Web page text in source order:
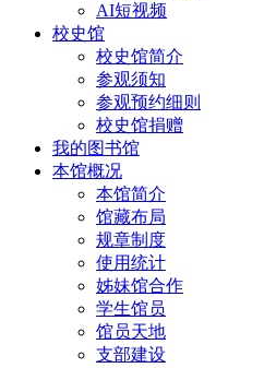
AI短视频
校史馆
校史馆简介
参观须知
参观预约细则
校史馆捐赠
我的图书馆
本馆概况
本馆简介
馆藏布局
规章制度
使用统计
姊妹馆合作
学生馆员
馆员天地
支部建设